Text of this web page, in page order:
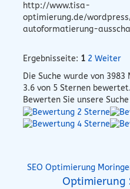
http://www.tisa-
optimierung.de/
autoformatierung-
Ergebnisseite: 1 2 Weiter
Die Suche wurde von 3983
3.6 von 5 Sternen bewertet.
Bewerten Sie unsere
SEO Optimierung
Optimierung